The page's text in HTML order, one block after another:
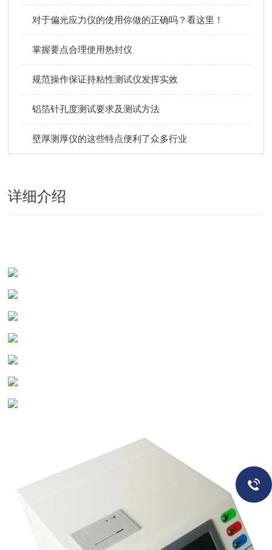
对于偏光应力仪的使用你做的正确吗？看这里！
掌握要点合理使用热封仪
规范操作保证持粘性测试仪发挥实效
铝箔针孔度测试要求及测试方法
壁厚测厚仪的这些特点便利了众多行业
详细介绍